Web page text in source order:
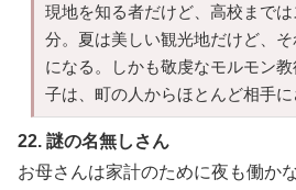
現地を知る者だけど、高校まで
分。夏は美しい観光地だけど、
になる。しかも敬虔なモルモン
子は、町の人からほとんど相手に
22. 謎の名無しさん
お母さんは家計のために夜も働か